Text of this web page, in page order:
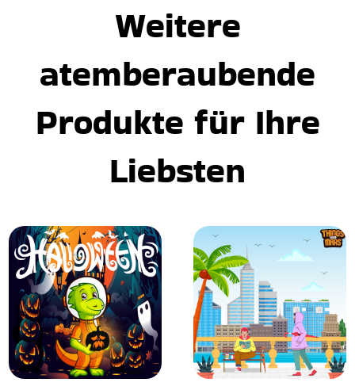
Weitere
atemberaubende
Produkte für Ihre
Liebsten